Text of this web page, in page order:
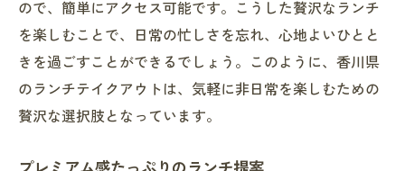
ので、簡単にアクセス可能です。こうした贅沢なランチ
を楽しむことで、日常の忙しさを忘れ、心地よいひとと
きを過ごすことができるでしょう。このように、香川県
のランチテイクアウトは、気軽に非日常を楽しむための
贅沢な選択肢となっています。